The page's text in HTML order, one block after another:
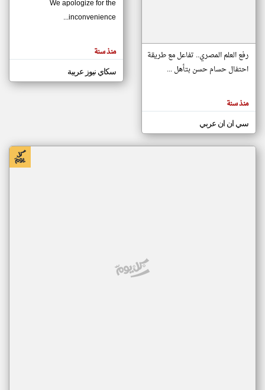
مصادر الأخبار من موريتانيا
اخبار موريتانيا على مدار الساعة
أهم اخبار موريتانيا العاجلة والمباشرة
المقالات
الموجوده
هنا عن
رفع العلم المصري.. تفاعل مع طريقة
احتفال حسام حسن بتأهل ...
منذ سنة
سي ان ان عربي
We apologize for the
inconvenience...
منذ سنة
سكاي نيوز عربية
klyoum.com